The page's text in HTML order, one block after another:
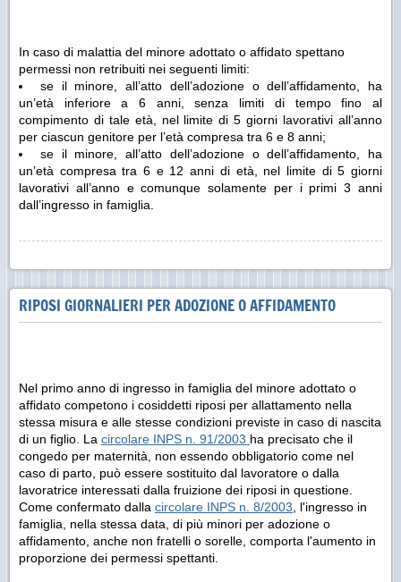
In caso di malattia del minore adottato o affidato spettano
permessi non retribuiti nei seguenti limiti:
se il minore, all’atto dell’adozione o dell’affidamento, ha
un’età inferiore a 6 anni, senza limiti di tempo fino al
compimento di tale età, nel limite di 5 giorni lavorativi all’anno
per ciascun genitore per l’età compresa tra 6 e 8 anni;
se il minore, all’atto dell’adozione o dell’affidamento, ha
un’età compresa tra 6 e 12 anni di età, nel limite di 5 giorni
lavorativi all’anno e comunque solamente per i primi 3 anni
dall’ingresso in famiglia.
RIPOSI GIORNALIERI PER ADOZIONE O AFFIDAMENTO
Nel primo anno di ingresso in famiglia del minore adottato o
affidato competono i cosiddetti riposi per allattamento nella
stessa misura e alle stesse condizioni previste in caso di nascita
di un figlio. La circolare INPS n. 91/2003 ha precisato che il
congedo per maternità, non essendo obbligatorio come nel
caso di parto, può essere sostituito dal lavoratore o dalla
lavoratrice interessati dalla fruizione dei riposi in questione.
Come confermato dalla circolare INPS n. 8/2003 , l'ingresso in
famiglia, nella stessa data, di più minori per adozione o
affidamento, anche non fratelli o sorelle, comporta l'aumento in
proporzione dei permessi spettanti.